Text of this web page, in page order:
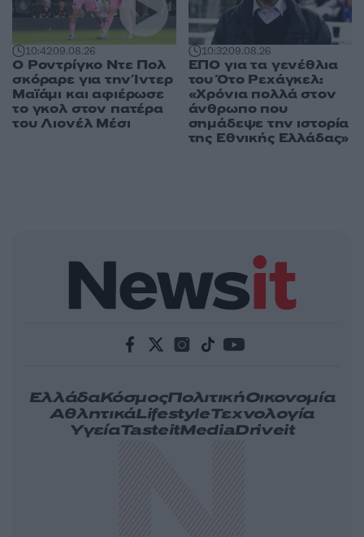
10:4209.08.26
Ο Ροντρίγκο Ντε Πολ
σκόραρε για την Ίντερ
Μαϊάμι και αφιέρωσε
το γκολ στον πατέρα
του Λιονέλ Μέσι
10:3209.08.26
ΕΠΟ για τα γενέθλια
του Ότο Ρεχάγκελ:
«Χρόνια πολλά στον
άνθρωπο που
σημάδεψε την ιστορία
της Εθνικής Ελλάδας»
ΕλλάδαΚόσμοςΠολιτικήΟικονομία
ΑθλητικάLifestyleΤεχνολογία
ΥγείαTasteitMediaDriveit